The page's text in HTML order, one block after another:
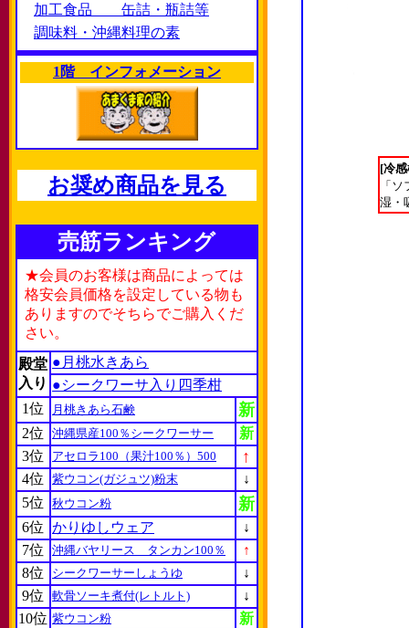
加工食品 缶詰・瓶詰等
調味料・沖縄料理の素
1階 インフォメーション
お奨め商品を見る
売筋ランキング
★会員のお客様は商品によっては
格安会員価格を設定している物も
ありますのでそちらでご購入くだ
さい。
殿堂
入り
●月桃水きあら
●シークワーサ入り四季柑
1位
月桃きあら石鹸 新
2位 沖縄県産100％シークワーサー
新
3位
アセロラ100（果汁100％）500 ↑
4位 紫ウコン(ガジュツ)粉末
↓
5位
秋ウコン粉 新
6位 かりゆしウェア
↓
7位
沖縄バヤリース タンカン100％
↑
8位
シークワーサーしょうゆ
↓
9位
軟骨ソーキ煮付(レトルト)
↓
10位 紫ウコン粉 新
[冷
「
湿・